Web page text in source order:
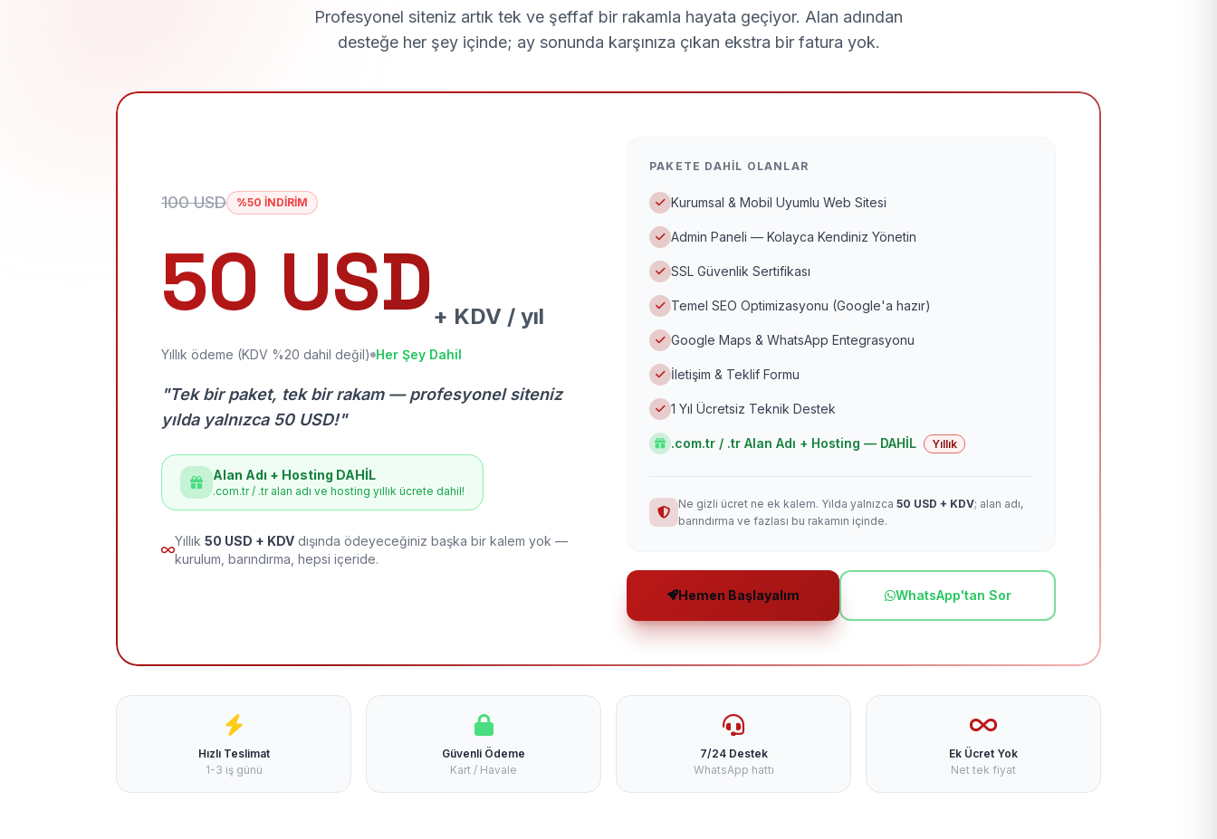
Profesyonel siteniz artık tek ve şeffaf bir rakamla hayata geçiyor. Alan adından
desteğe her şey içinde; ay sonunda karşınıza çıkan ekstra bir fatura yok.
100 USD %50 İNDİRİM
50 USD + KDV / yıl
Yıllık ödeme (KDV %20 dahil değil) Her Şey Dahil
"Tek bir paket, tek bir rakam — profesyonel siteniz
yılda yalnızca 50 USD!"
Alan Adı + Hosting DAHİL
.com.tr / .tr alan adı ve hosting yıllık ücrete dahil!
Yıllık 50 USD + KDV dışında ödeyeceğiniz başka bir kalem yok —
kurulum, barındırma, hepsi içeride.
PAKETE DAHIL OLANLAR
Kurumsal & Mobil Uyumlu Web Sitesi
Admin Paneli — Kolayca Kendiniz Yönetin
SSL Güvenlik Sertifikası
Temel SEO Optimizasyonu (Google'a hazır)
Google Maps & WhatsApp Entegrasyonu
İletişim & Teklif Formu
1 Yıl Ücretsiz Teknik Destek
.com.tr / .tr Alan Adı + Hosting — DAHİL Yıllık
Ne gizli ücret ne ek kalem. Yılda yalnızca 50 USD + KDV; alan adı,
barındırma ve fazlası bu rakamın içinde.
Hemen Başlayalım WhatsApp'tan Sor
Hızlı Teslimat
1-3 iş günü
Güvenli Ödeme
Kart / Havale
7/24 Destek
WhatsApp hattı
Ek Ücret Yok
Net tek fiyat